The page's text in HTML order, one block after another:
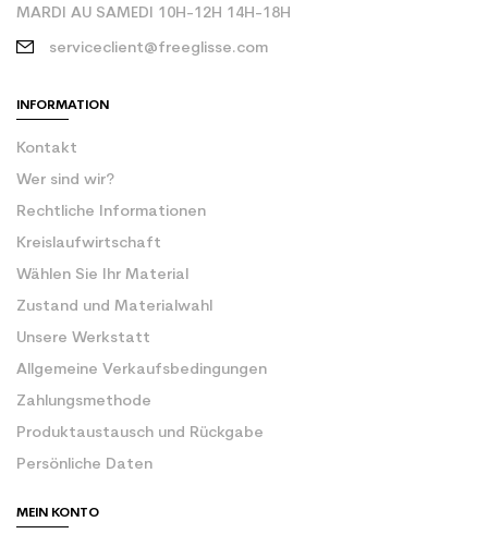
MARDI AU SAMEDI 10H-12H 14H-18H
serviceclient@freeglisse.com
INFORMATION
Kontakt
Wer sind wir?
Rechtliche Informationen
Kreislaufwirtschaft
Wählen Sie Ihr Material
Zustand und Materialwahl
Unsere Werkstatt
Allgemeine Verkaufsbedingungen
Zahlungsmethode
Produktaustausch und Rückgabe
Persönliche Daten
MEIN KONTO